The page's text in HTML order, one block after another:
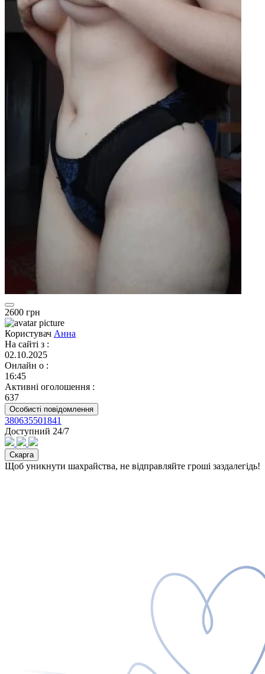
2600 грн
Користувач Анна
На сайті з :
02.10.2025
Онлайн о :
16:45
Активні оголошення :
637
Особисті повідомлення
380635501841
Доступний 24/7
Скарга
Щоб уникнути шахрайства, не відправляйте гроші заздалегідь!